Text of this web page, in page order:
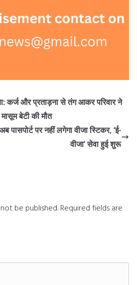
कर्ज और प्रताड़ना से तंग आकर परिवार ने
बेटी की मौत
पासपोर्ट पर नहीं लगेगा वीजा स्टिकर, ‘ई-
वीजा’ सेवा हुई शुरू
be published. Required fields are